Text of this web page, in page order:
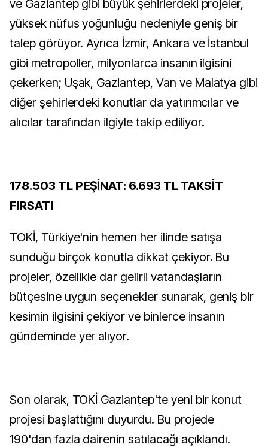
ve Gaziantep gibi büyük şehirlerdeki projeler,
yüksek nüfus yoğunluğu nedeniyle geniş bir
talep görüyor. Ayrıca İzmir, Ankara ve İstanbul
gibi metropoller, milyonlarca insanın ilgisini
çekerken; Uşak, Gaziantep, Van ve Malatya gibi
diğer şehirlerdeki konutlar da yatırımcılar ve
alıcılar tarafından ilgiyle takip ediliyor.
178.503 TL PEŞİNAT: 6.693 TL TAKSİT
FIRSATI
TOKİ, Türkiye'nin hemen her ilinde satışa
sunduğu birçok konutla dikkat çekiyor. Bu
projeler, özellikle dar gelirli vatandaşların
bütçesine uygun seçenekler sunarak, geniş bir
kesimin ilgisini çekiyor ve binlerce insanın
gündeminde yer alıyor.
Son olarak, TOKİ Gaziantep'te yeni bir konut
projesi başlattığını duyurdu. Bu projede
190'dan fazla dairenin satılacağı açıklandı.